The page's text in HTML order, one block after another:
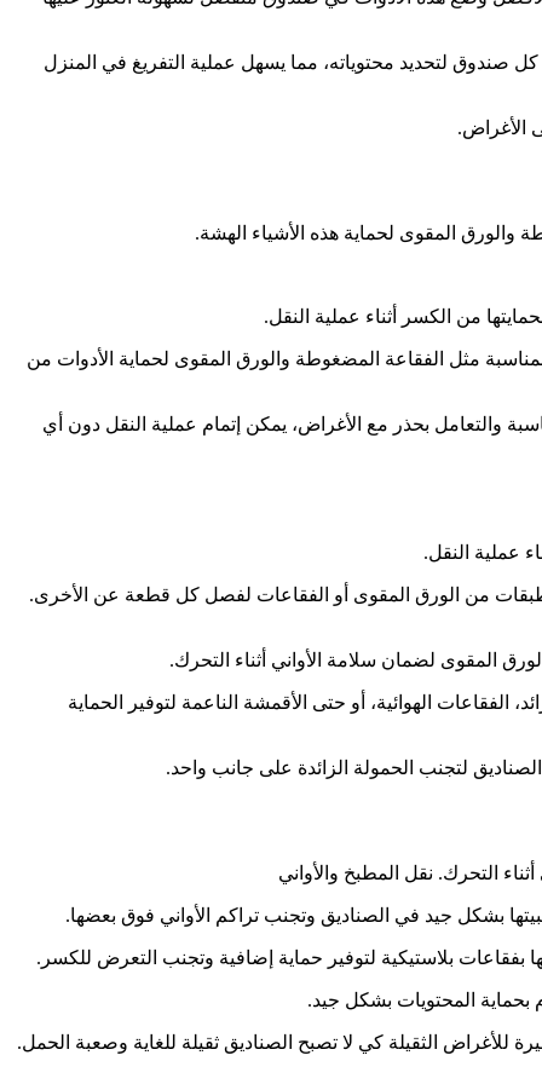
صندوق لتحديد محتوياته، مما يسهل عملية التفريغ في المنزل
الأغراض.
والورق المقوى لحماية هذه الأشياء الهشة.
من الكسر أثناء عملية النقل.
مثل الفقاعة المضغوطة والورق المقوى لحماية الأدوات من
والتعامل بحذر مع الأغراض، يمكن إتمام عملية النقل دون أي
عملية النقل.
من الورق المقوى أو الفقاعات لفصل كل قطعة عن الأخرى.
المقوى لضمان سلامة الأواني أثناء التحرك.
الهوائية، أو حتى الأقمشة الناعمة لتوفير الحماية
لتجنب الحمولة الزائدة على جانب واحد.
التحرك. نقل المطبخ والأواني
بشكل جيد في الصناديق وتجنب تراكم الأواني فوق بعضها.
بفقاعات بلاستيكية لتوفير حماية إضافية وتجنب التعرض للكسر.
بحماية المحتويات بشكل جيد.
للأغراض الثقيلة كي لا تصبح الصناديق ثقيلة للغاية وصعبة الحمل.